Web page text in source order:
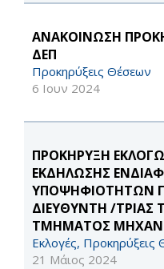
ΑΝΑΚΟΙΝΩΣΗ
ΔΕΠ
Προκηρύξεις Θέσεων
6 Ιουν 2024
ΠΡΟΚΗΡΥΞΗ
ΕΚΔΗΛΩΣΗΣ
ΥΠΟΨΗΦΙΟΤΗΤΩΝ
ΔΙΕΥΘΥΝΤΗ /ΤΡΙΑΣ
ΤΜΗΜΑΤΟΣ
Εκλογές, Προκηρύξεις
21 Μάιος 2024